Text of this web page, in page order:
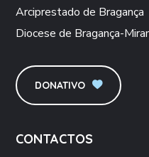
Arciprestado de Bragança
Diocese de Bragança-
DONATIVO
CONTACTOS